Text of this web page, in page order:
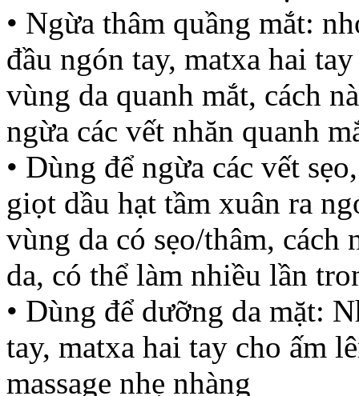
• Ngừa thâm quầng mắt:
đầu ngón tay, matxa hai
vùng da quanh mắt, cách
ngừa các vết nhăn quanh
• Dùng để ngừa các vết
giọt dầu hạt tầm xuân ra
vùng da có sẹo/thâm, cách
da, có thể làm nhiều lần
• Dùng để dưỡng da mặt:
tay, matxa hai tay cho ấm
massage nhẹ nhàng